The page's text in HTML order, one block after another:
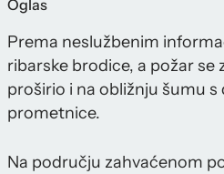
Oglas
Prema neslužbenim
ribarske brodice, a požar se
proširio i na obližnju šumu
prometnice.
Na području zahvaćenom